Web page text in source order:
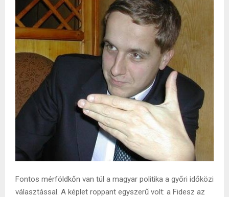
Fontos mérföldkőn van túl a magyar politika a győri időközi
választással. A képlet roppant egyszerű volt: a Fidesz az